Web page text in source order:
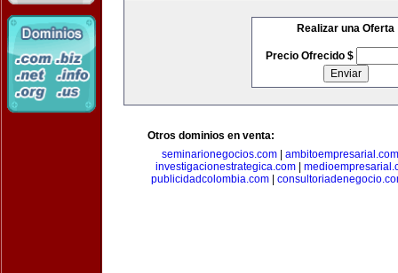
Realizar una Oferta
Precio Ofrecido $
Otros dominios en venta:
seminarionegocios.com| ambitoempresarial.com
investigacionestrategica.com
publicidadcolombia.com|